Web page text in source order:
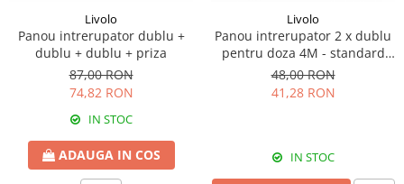
Livolo
Panou intrerupator dublu +
dublu + dublu + priza
87,00 RON
74,82 RON
IN STOC
ADAUGA IN COS
Livolo
Panou intrerupator 2 x dublu
pentru doza 4M - standard
italian
48,00 RON
41,28 RON
IN STOC